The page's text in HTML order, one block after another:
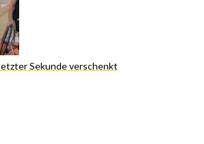
Sekunde verschenkt